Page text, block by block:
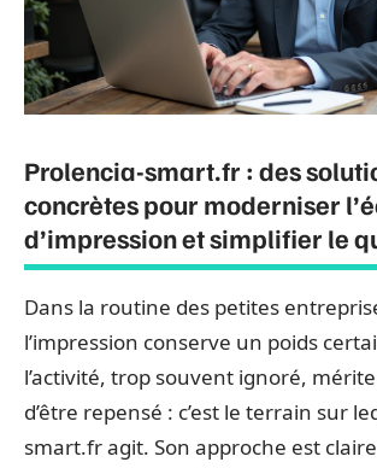
Prolencia-smart.fr : des
concrètes pour moderniser
d’impression et simplifier le
Dans la routine des petites
l’impression conserve un poids
l’activité, trop souvent ignoré,
d’être repensé : c’est le terrain sur
smart.fr agit. Son approche est